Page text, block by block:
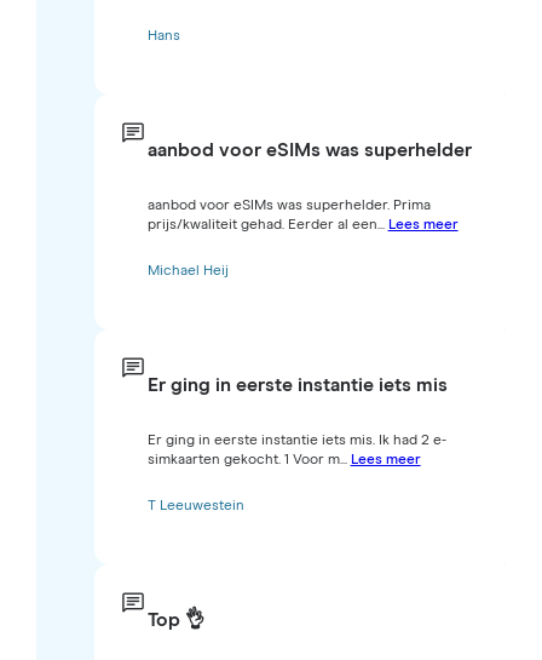
Hans
aanbod voor eSIMs was superhelder
aanbod voor eSIMs was superhelder. Prima
prijs/kwaliteit gehad. Eerder al een... Lees meer
Michael Heij
Er ging in eerste instantie iets mis
Er ging in eerste instantie iets mis. Ik had 2 e-
simkaarten gekocht. 1 Voor m... Lees meer
T Leeuwestein
Top 👌